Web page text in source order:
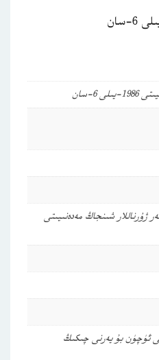
6-سان
ژۇرناللار شىنجاڭ مەدەنىيىتى
ئۈچۈن بۇ يەرنى چىكىڭ